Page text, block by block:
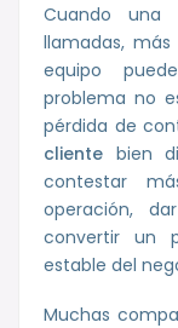
Cuando una
llamadas,
equipo
problema no
pérdida de
cliente bien
contestar
operación,
convertir un
estable del
Muchas